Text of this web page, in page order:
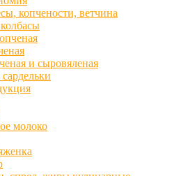
копчености, ветчина
и сыровяленая
молоко